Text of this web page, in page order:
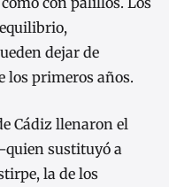
dejar de
los primeros años.
Cádiz llenaron el
sustituyó a
la de los